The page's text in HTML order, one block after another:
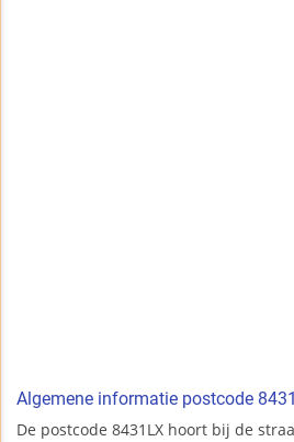
Algemene informatie postcode
De postcode 8431LX hoort bij de